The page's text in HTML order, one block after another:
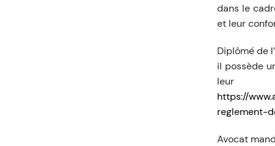
dans le
et leur
Diplômé de
il possède
leur
https://
reglement-
Avocat